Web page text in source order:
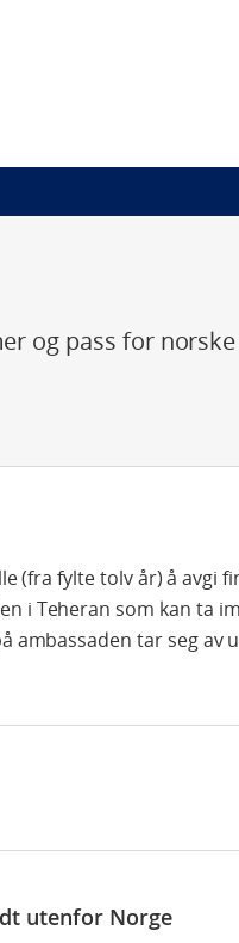
og pass for
(fra fylte tolv år) å avgi
i Teheran som kan ta
ambassaden tar seg av
utenfor Norge